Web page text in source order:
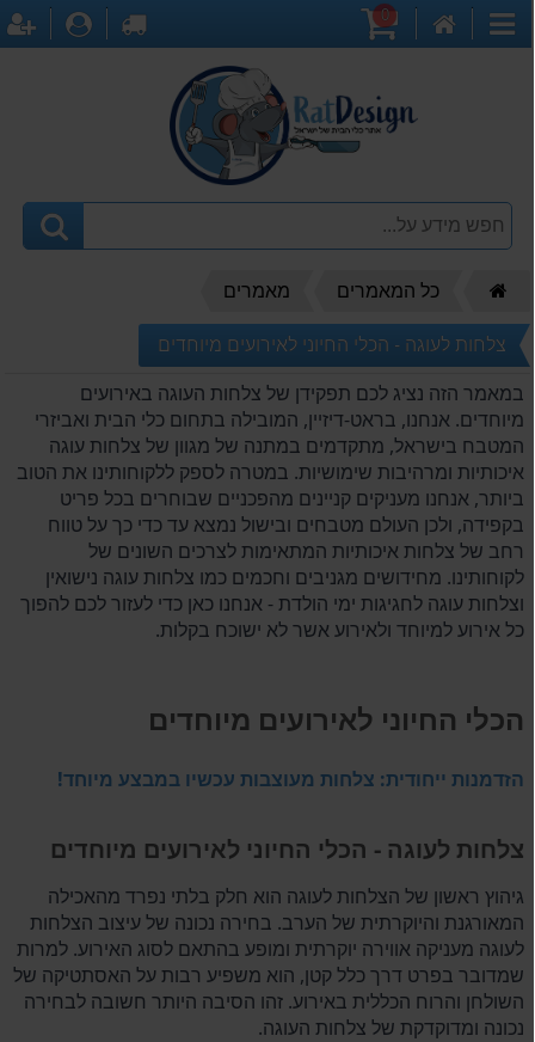
קטגוריות
0
לקופה
כל המאמרים מאמרים
צלחות לעוגה - הכלי החיוני לאירועים מיוחדים
במאמר הזה נציג לכם תפקידן של צלחות העוגה באירועים
מיוחדים. אנחנו, בראט-דיזיין, המובילה בתחום כלי הבית ואביזרי
המטבח בישראל, מתקדמים במתנה של מגוון של צלחות עוגה
איכותיות ומרהיבות שימושיות. במטרה לספק ללקוחותינו את הטוב
ביותר, אנחנו מעניקים קניינים מהפכניים שבוחרים בכל פריט
בקפידה, ולכן העולם מטבחים ובישול נמצא עד כדי כך על טווח
רחב של צלחות איכותיות המתאימות לצרכים השונים של
לקוחותינו. מחידושים מגניבים וחכמים כמו צלחות עוגה נישואין
וצלחות עוגה לחגיגות ימי הולדת - אנחנו כאן כדי לעזור לכם להפוך
כל אירוע למיוחד ולאירוע אשר לא ישוכח בקלות.
הכלי החיוני לאירועים מיוחדים
הזדמנות ייחודית: צלחות מעוצבות עכשיו במבצע מיוחד!
צלחות לעוגה - הכלי החיוני לאירועים מיוחדים
גיהוץ ראשון של הצלחות לעוגה הוא חלק בלתי נפרד מהאכילה
המאורגנת והיוקרתית של הערב. בחירה נכונה של עיצוב הצלחות
לעוגה מעניקה אווירה יוקרתית ומופע בהתאם לסוג האירוע. למרות
שמדובר בפרט דרך כלל קטן, הוא משפיע רבות על האסתטיקה של
השולחן והרוח הכללית באירוע. זהו הסיבה היותר חשובה לבחירה
נכונה ומדוקדקת של צלחות העוגה.